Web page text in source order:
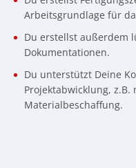
Arbeitsgrundlage für
Du erstellst außerdem
Dokumentationen.
Du unterstützt Deine
Projektabwicklung,
Materialbeschaffung.